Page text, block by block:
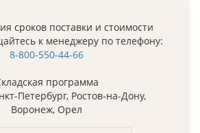
сроков поставки и стоимости
к менеджеру по телефону:
8-800-550-44-66
программа
Петербург, Ростов-на-Дону,
Воронеж, Орел